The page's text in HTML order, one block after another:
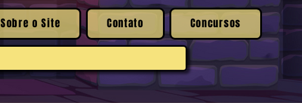
Sobre o Site Contato Concursos